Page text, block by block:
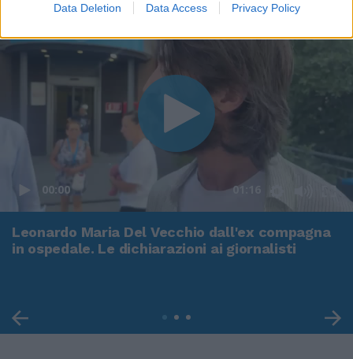
Data Deletion Data Access Privacy Policy
00:00 01:16
Leonardo Maria Del Vecchio dall'ex compagna
in ospedale. Le dichiarazioni ai giornalisti